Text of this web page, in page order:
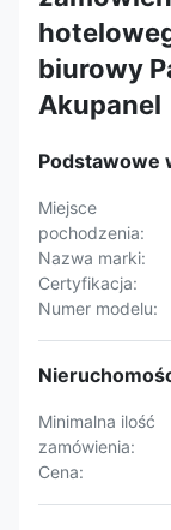
biurowy
Akupanel
Podstawowe
Miejsce
pochodzenia:
Nazwa marki:
Certyfikacja:
Numer modelu:
Minimalna ilość
zamówienia:
Cena: